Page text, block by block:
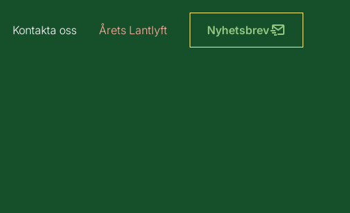
Kontakta oss Årets Lantlyft Nyhetsbrev